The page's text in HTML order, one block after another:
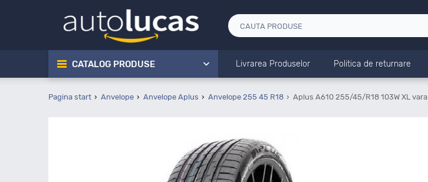
CATALOG PRODUSE Livrarea Produselor Politica de returnare
Pagina start Anvelope Anvelope Aplus Anvelope 255 45 R18 Aplus A610 255/45/R18 103W XL vara